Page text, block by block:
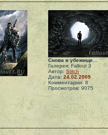
Снова в убежище...
Галерея: Fallout 3
Автор: Stitch
Дата: 24.02.2009
Комментарии: 8
Просмотров: 9075